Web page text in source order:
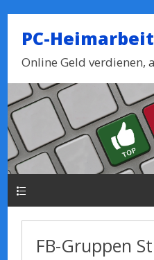
PC-
Online Geld verdienen,
FB-Gruppen